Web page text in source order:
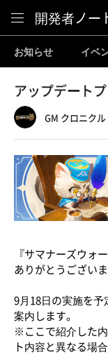
開発者ノー
お知らせ イベ
アップデート
GM クロニクル
『サマナーズウォ
ありがとうございま
9月18日の実施を
案内します。
※ここで紹介した
ト内容と異なる場